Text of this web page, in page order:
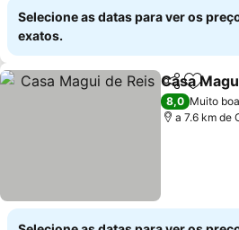
Selecione as datas para ver os
exatos.
Partilhar
Casa
8,0 Muito boa
a 7.6 km de